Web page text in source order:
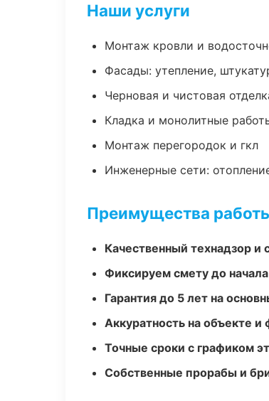
Наши услуги
Монтаж кровли и
Фасады: утепление,
Черновая и чистовая
Кладка и монолитные
Монтаж перегородок и гкл
Инженерные сети:
Преимущества
Качественный технадзор
Фиксируем смету до
Гарантия до 5 лет на
Аккуратность на объекте и
Точные сроки с графиком
Собственные прорабы и